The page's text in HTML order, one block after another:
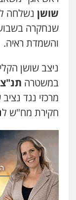
שושן נשלחה
שנחקרה
והשמדת ראיה.
ניצב שושן
במשטרה
מרכזי נגד
חקירת מח"ש ל